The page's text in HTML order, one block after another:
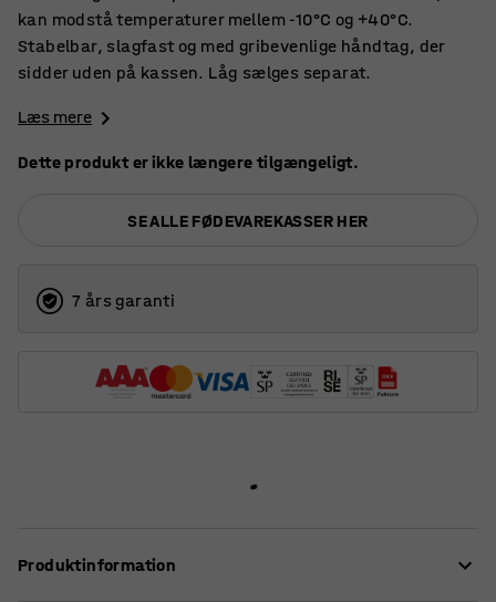
kan modstå temperaturer mellem -10°C og +40°C.
Stabelbar, slagfast og med gribevenlige håndtag, der
sidder uden på kassen. Låg sælges separat.
Læs mere
Dette produkt er ikke længere tilgængeligt.
SE ALLE FØDEVAREKASSER HER
7 års garanti
Produktinformation